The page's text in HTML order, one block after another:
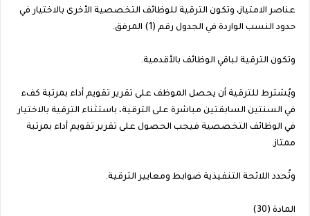
عناصر الامتياز، وتكون الترقية للوظائف التخصصية الأخرى بالاختيار في
حدود النسب الواردة في الجدول رقم (1) المرفق.
وتكون الترقية لباقي الوظائف بالأقدمية.
ويُشترط للترقية أن يحصل الموظف على تقرير تقويم أداء بمرتبة كفء
في السنتين السابقتين مباشرة على الترقية، باستثناء الترقية بالاختيار
في الوظائف التخصصية فيجب الحصول على تقرير تقويم أداء بمرتبة
ممتاز.
وتُحدد اللائحة التنفيذية ضوابط ومعايير الترقية.
المادة (30)